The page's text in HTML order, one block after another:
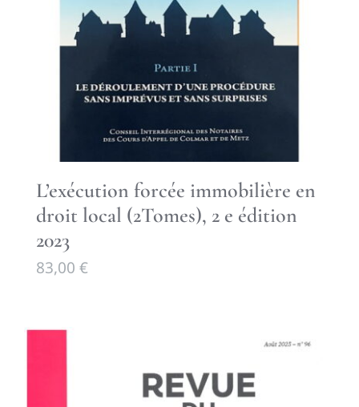
L’exécution forcée immobilière en
droit local (2Tomes), 2 e édition
2023
83,00 €